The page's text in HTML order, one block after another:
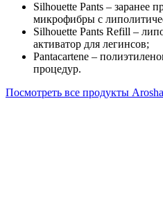
Silhouette Pants – заранее
микрофибры с
Silhouette Pants Refill –
активатор для легинсов;
Pantacartene –
процедур.
Посмотреть все продукты Arosha